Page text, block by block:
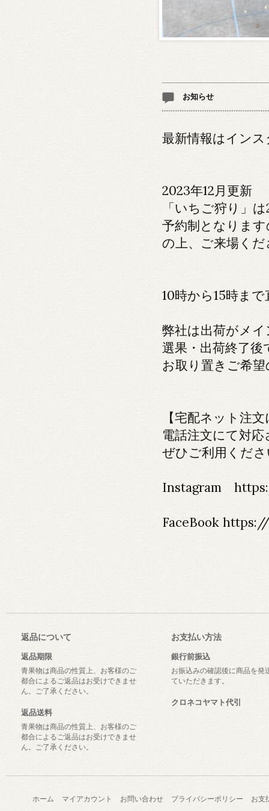
お知らせ
最新情報はイン
2023年12月更新
「いちご狩り」
予約制となりま
の上、ご来場く
10時から15時ま
弊社は出荷がメ
選果・出荷終了
お取り置きご希
【宅配ネット注
電話注文にて対
ぜひご利用くだ
Instagram
FaceBook
返品について
返品期限
青果物は商品の性質上、お客様のご
都合によるご返品はお受けできませ
ん。ご了承ください。
返品送料
青果物は商品の性質上、お客様のご
都合によるご返品はお受けできませ
ん。ご了承ください。
お支払い方法
銀行前振込
お振込みの確認後に商品を発
ていただきます。
クロネコヤマト代引
ホーム マイアカウント お問い合わせ プライバシーポリシー お支